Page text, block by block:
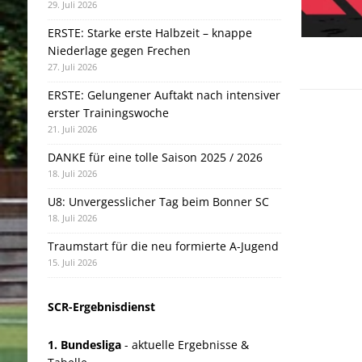
29. Juli 2026
ERSTE: Starke erste Halbzeit – knappe
Niederlage gegen Frechen
27. Juli 2026
ERSTE: Gelungener Auftakt nach intensiver
erster Trainingswoche
21. Juli 2026
DANKE für eine tolle Saison 2025 / 2026
18. Juli 2026
U8: Unvergesslicher Tag beim Bonner SC
18. Juli 2026
Traumstart für die neu formierte A-Jugend
15. Juli 2026
SCR-Ergebnisdienst
1. Bundesliga- aktuelle Ergebnisse &